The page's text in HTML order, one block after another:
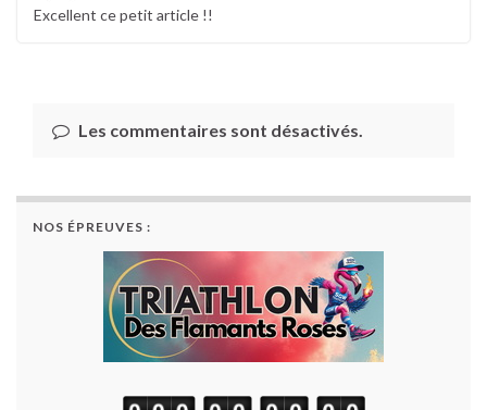
Excellent ce petit article !!
Les commentaires sont désactivés.
NOS ÉPREUVES :